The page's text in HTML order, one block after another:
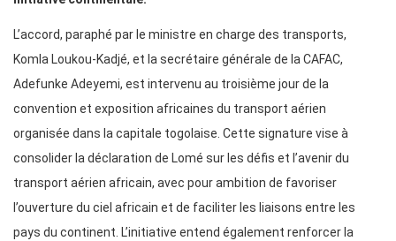
L’accord, paraphé par le ministre en charge des transports,
Komla Loukou-Kadjé, et la secrétaire générale de la CAFAC,
Adefunke Adeyemi, est intervenu au troisième jour de la
convention et exposition africaines du transport aérien
organisée dans la capitale togolaise. Cette signature vise à
consolider la déclaration de Lomé sur les défis et l’avenir du
transport aérien africain, avec pour ambition de favoriser
l’ouverture du ciel africain et de faciliter les liaisons entre les
pays du continent. L’initiative entend également renforcer la